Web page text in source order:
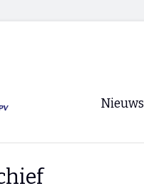
Nieuws